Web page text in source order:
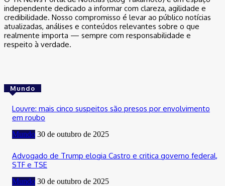
independente dedicado a informar com clareza, agilidade e
credibilidade. Nosso compromisso é levar ao público notícias
atualizadas, análises e conteúdos relevantes sobre o que
realmente importa — sempre com responsabilidade e
respeito à verdade.
Mundo
Louvre: mais cinco suspeitos são presos por envolvimento
em roubo
Mundo 30 de outubro de 2025
Advogado de Trump elogia Castro e critica governo federal,
STF e TSE
Mundo 30 de outubro de 2025